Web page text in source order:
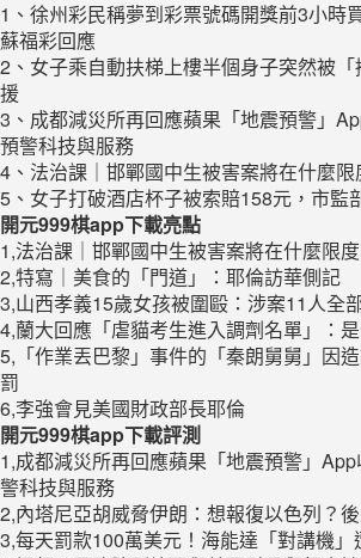
1、徐州彩民稱夢到彩票號碼開獎前3小時
蘇福彩回應
2、女子乘自動扶梯上樓半個身子突然被
援
3、成都減災所再回應蘋果「地震預警」
預警科技與服務
4、法治課｜邯鄲國中生被害案將在什麼限
5、女子打破酒店杯子被索賠158元，市監
開元999棋app下載亮點
1,法治課｜邯鄲國中生被害案將在什麼限
2,特寫｜美食的「門道」：耶倫訪華側記
3,山西孝義15歲女孩被圍毆：涉案11人全
4,蘭大回應「虐貓考生進入調劑名單」：
5,「作業丟巴黎」事件的「秦朗舅舅」因
罰
6,李強會見美國財政部長耶倫
開元999棋app下載評測
1,成都減災所再回應蘋果「地震預警」
警科技與服務
2,內塔尼亞胡威脅伊朗：想報復以色列？
3,每天罰款100萬美元！海能達「對講機